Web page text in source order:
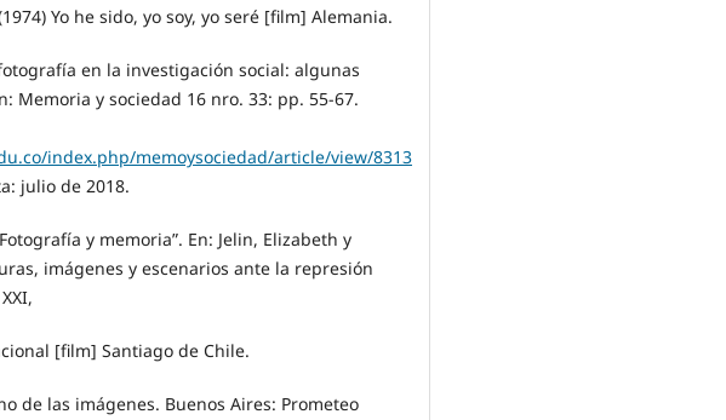
Yo he sido, yo soy, yo seré [film] Alemania.
en la investigación social: algunas
Memoria y sociedad 16 nro. 33: pp. 55-67.
index.php/memoysociedad/article/view/8313
julio de 2018.
y memoria”. En: Jelin, Elizabeth y
imágenes y escenarios ante la represión
[film] Santiago de Chile.
de las imágenes. Buenos Aires: Prometeo